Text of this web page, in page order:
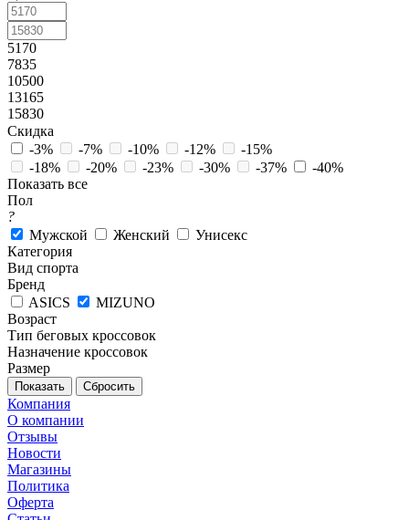
5170
7835
10500
13165
15830
Скидка
-3%
-7% -10% -12%
-15%
-18%
-20% -23% -30% -37%
-40%
Показать все
Пол
?
Мужской
Женский
Унисекс
Категория
Вид спорта
Бренд
ASICS
MIZUNO
Возраст
Тип беговых кроссовок
Назначение кроссовок
Размер
Сбросить
Компания
О компании
Отзывы
Новости
Магазины
Политика
Оферта